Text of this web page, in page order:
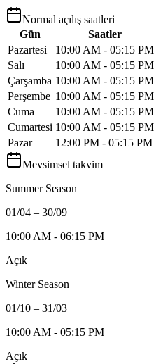
Normal açılış saatleri
Gün
Saatler
Pazartesi
10:00 AM - 05:15 PM
Salı
10:00 AM - 05:15 PM
Çarşamba 10:00 AM - 05:15 PM
Perşembe 10:00 AM - 05:15 PM
Cuma
10:00 AM - 05:15 PM
Cumartesi 10:00 AM - 05:15 PM
Pazar
12:00 PM - 05:15 PM
Mevsimsel takvim
Summer Season
01/04 – 30/09
10:00 AM - 06:15 PM
Açık
Winter Season
01/10 – 31/03
10:00 AM - 05:15 PM
Açık